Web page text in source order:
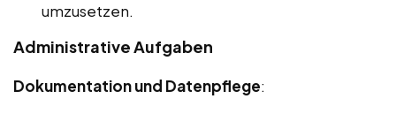
umzusetzen.
Administrative Aufgaben
Dokumentation und Datenpflege: